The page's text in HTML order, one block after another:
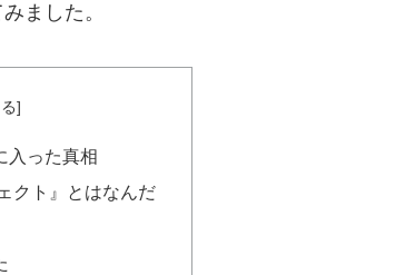
ました。
入った真相
クト』とはなんだ